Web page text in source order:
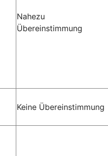
Nahezu
Übereinstimmung
Keine Übereinstimmung